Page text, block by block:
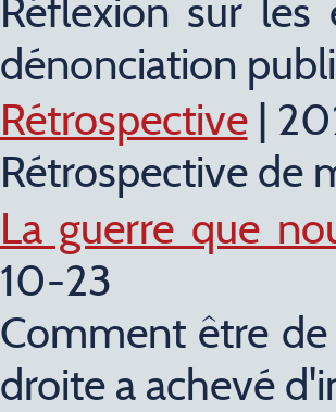
Réflexion sur
dénonciation
Rétrospective|
Rétrospective de
La guerre que
10-23
Comment être
droite a achevé